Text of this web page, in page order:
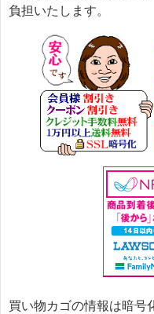
負担いたします。
買い物カゴの情報は暗号